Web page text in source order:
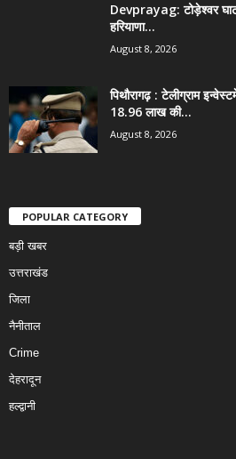
Devprayag: टोड़ेश्वर
हरियाणा...
August 8, 2026
पिथौरागढ़ : टेलीग्राम
18.96 लाख की...
August 8, 2026
POPULAR CATEGORY
बड़ी खबर
उत्तराखंड
जिला
नैनीताल
Crime
देहरादून
हल्द्वानी